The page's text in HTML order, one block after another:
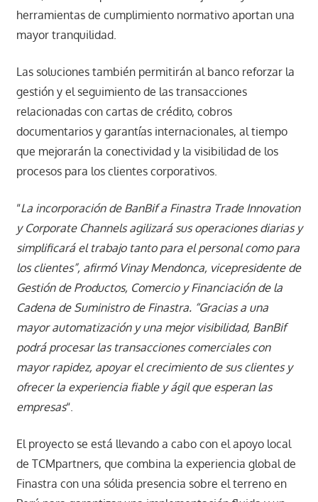
herramientas de cumplimiento normativo aportan una
mayor tranquilidad.
Las soluciones también permitirán al banco reforzar la
gestión y el seguimiento de las transacciones
relacionadas con cartas de crédito, cobros
documentarios y garantías internacionales, al tiempo
que mejorarán la conectividad y la visibilidad de los
procesos para los clientes corporativos.
“La incorporación de BanBif a Finastra Trade Innovation
y Corporate Channels agilizará sus operaciones diarias y
simplificará el trabajo tanto para el personal como para
los clientes”, afirmó Vinay Mendonca, vicepresidente de
Gestión de Productos, Comercio y Financiación de la
Cadena de Suministro de Finastra. “Gracias a una
mayor automatización y una mejor visibilidad, BanBif
podrá procesar las transacciones comerciales con
mayor rapidez, apoyar el crecimiento de sus clientes y
ofrecer la experiencia fiable y ágil que esperan las
empresas“.
El proyecto se está llevando a cabo con el apoyo local
de TCMpartners, que combina la experiencia global de
Finastra con una sólida presencia sobre el terreno en